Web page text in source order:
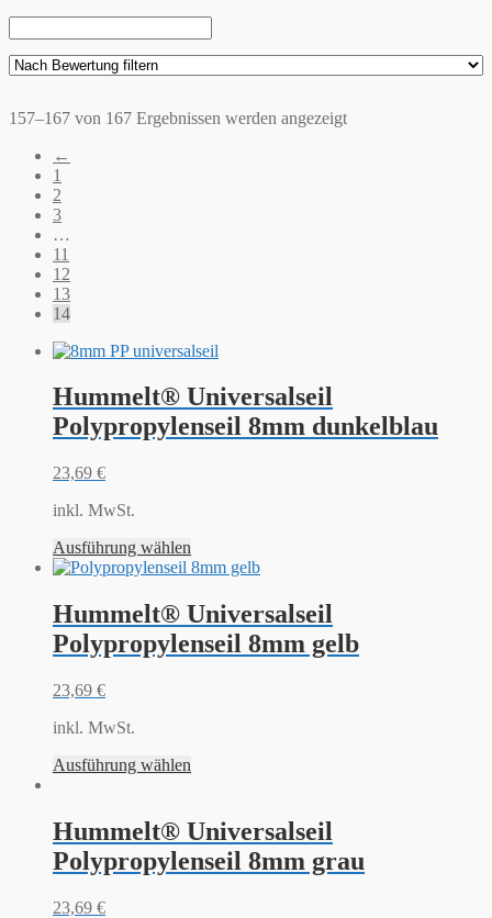
157–167 von 167 Ergebnissen werden angezeigt
←
1
2
3
…
11
12
13
14
Hummelt® Universalseil
Polypropylenseil 8mm dunkelblau
23,69 €
inkl. MwSt.
Ausführung wählen
Hummelt® Universalseil
Polypropylenseil 8mm gelb
23,69 €
inkl. MwSt.
Ausführung wählen
Hummelt® Universalseil
Polypropylenseil 8mm grau
23,69 €